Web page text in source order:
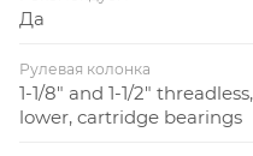
Да
Рулевая колонка
1-1/8" and 1-1/2"
lower, cartridge bearings